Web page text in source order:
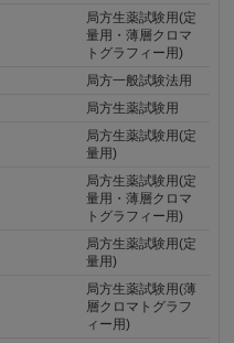
局方生薬試験用(定
量用・薄層クロマ
トグラフィー用)
局方一般試験法用
局方生薬試験用
局方生薬試験用(定
量用)
局方生薬試験用(定
量用・薄層クロマ
トグラフィー用)
局方生薬試験用(定
量用)
局方生薬試験用(薄
層クロマトグラフ
ィー用)